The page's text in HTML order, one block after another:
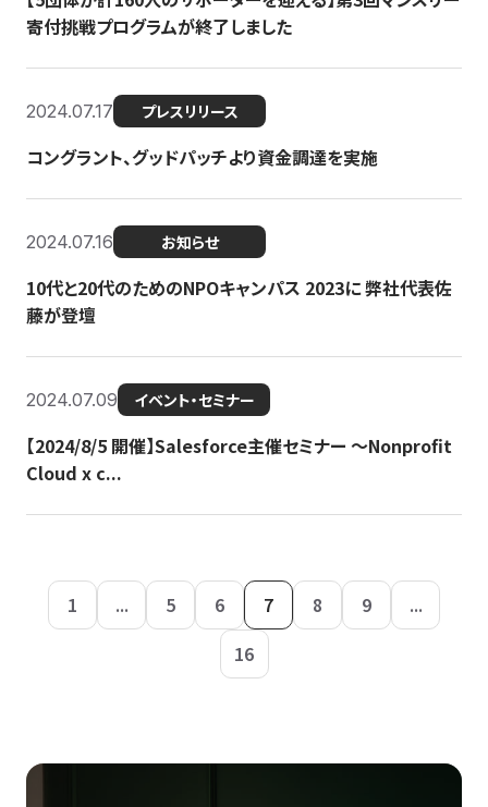
寄付挑戦プログラムが終了しました
2024.07.17 プレスリリース
コングラント、グッドパッチより資金調達を実施
2024.07.16 お知らせ
10代と20代のためのNPOキャンパス 2023に 弊社代表佐
藤が登壇
2024.07.09 イベント・セミナー
【2024/8/5 開催】Salesforce主催セミナー 〜Nonprofit
Cloud x c...
1 ... 5 6 7 8 9
...
16